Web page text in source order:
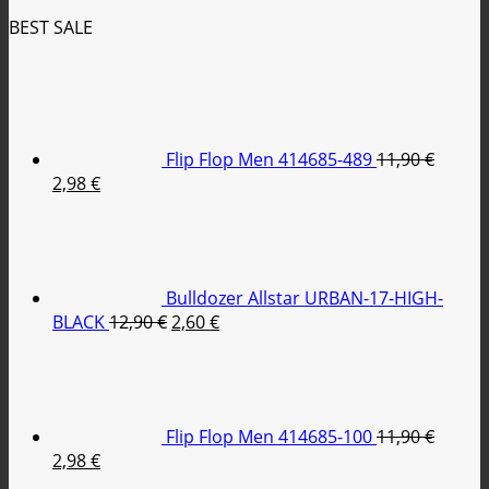
BEST SALE
Flip Flop Men 414685-48911,90€
Original
2,98€Η
Bulldozer Allstar URBAN-17-HIGH-
BLACK12,90€ Original
2,60€Η
Flip Flop Men 414685-10011,90€
Original
2,98€Η